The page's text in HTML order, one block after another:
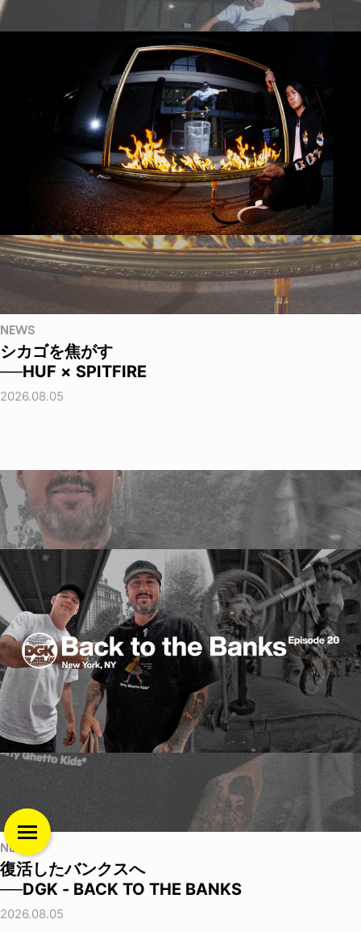
NEWS
シカゴを焦がす
──HUF × SPITFIRE
2026.08.05
NEWS
復活したバンクスへ
──DGK - BACK TO THE BANKS
2026.08.05